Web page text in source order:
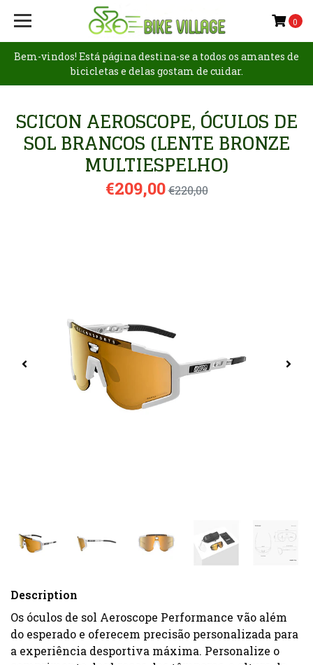
Bem-vindos! Está página destina-se a todos os amantes de
bicicletas e delas gostam de cuidar.
0
SCICON AEROSCOPE, ÓCULOS DE
SOL BRANCOS (LENTE BRONZE
MULTIESPELHO)
€209,00€220,00
Description
Os óculos de sol Aeroscope Performance vão além
do esperado e oferecem precisão personalizada para
a experiência desportiva máxima. Personalize o